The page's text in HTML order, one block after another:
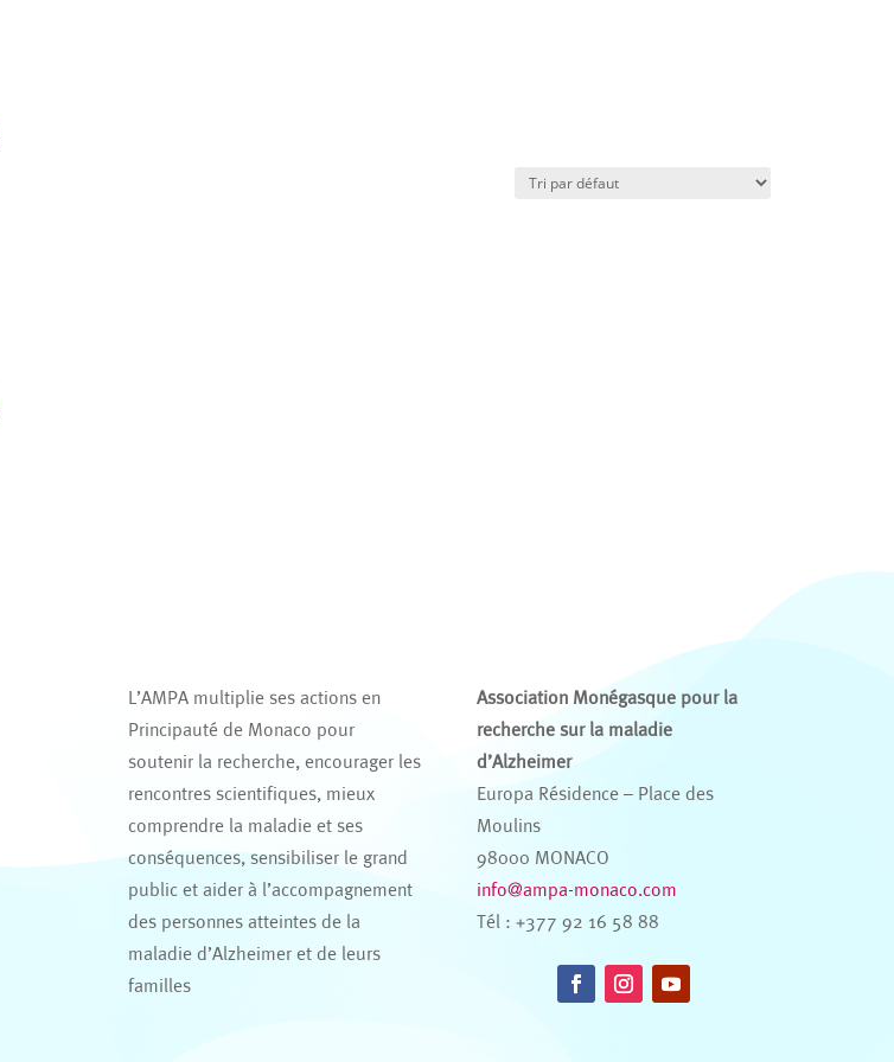
L’AMPA multiplie ses actions en
Principauté de Monaco pour
soutenir la recherche, encourager les
rencontres scientifiques, mieux
comprendre la maladie et ses
conséquences, sensibiliser le grand
public et aider à l’accompagnement
des personnes atteintes de la
maladie d’Alzheimer et de leurs
familles
Association Monégasque pour la
recherche sur la maladie
d’Alzheimer
Europa Résidence – Place des
Moulins
98000 MONACO
info@ampa-monaco.com
Tél : +377 92 16 58 88